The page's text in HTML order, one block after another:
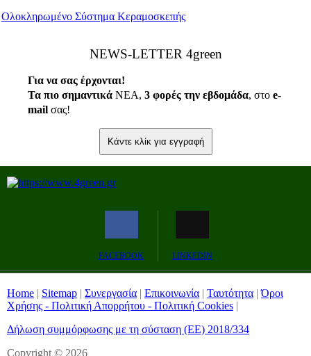
Ολοκληρωμένο Σύστημα Κεραμοσκεπής
ΝEWS-LETTER 4green
Για να σας έρχονται!
Τα πιο σημαντικά ΝΕΑ, 3 φορές την εβδομάδα, στο e-
mail σας!
Κάντε κλίκ για εγγραφή
FACEBOOK LINKEDIN
Home | Sitemap | Συνεργασία | Επικοινωνία | Ταυτότητα |Όροι
Χρήσης - Πολιτική Απορρήτου - Πολιτική Cookies |
Δήλωση συμμόρφωσης με τη σύσταση (ΕΕ) 2018/334
Copyright © 2026